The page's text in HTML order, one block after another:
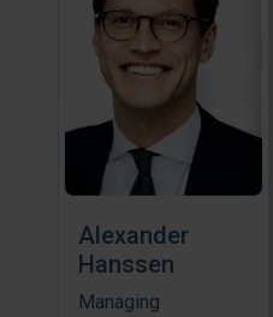
Alexander
Hanssen
Managing